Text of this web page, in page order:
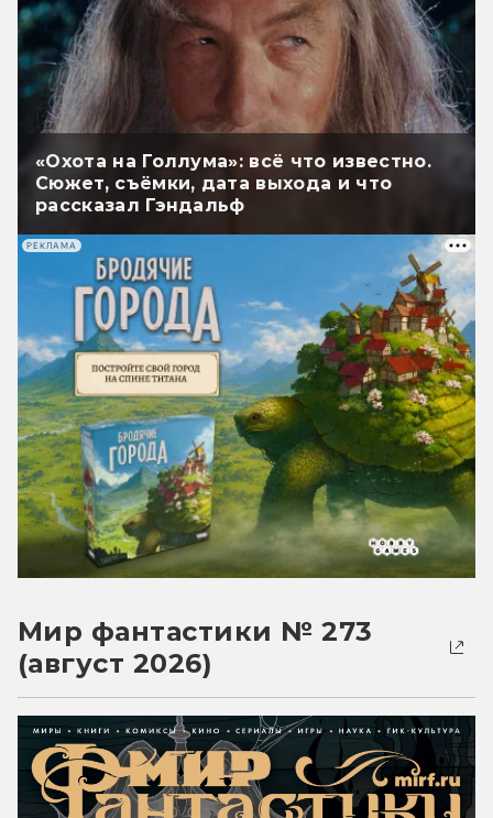
«Охота на Голлума»: всё что известно.
Сюжет, съёмки, дата выхода и что
рассказал Гэндальф
РЕКЛАМА
Мир фантастики № 273
(август 2026)